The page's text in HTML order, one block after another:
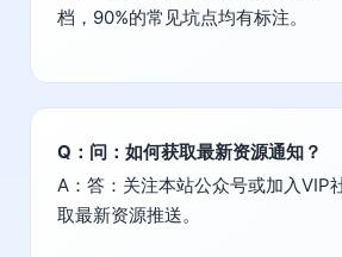
档，90%的常见坑点均有标注。
Q：问：如何获取最新资源通知？
A：答：关注本站公众号或加入VIP
取最新资源推送。